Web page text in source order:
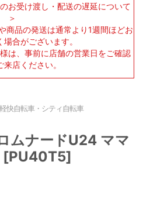
お受け渡し・配送の遅延について
＞
商品の発送は通常より1週間ほどお
合がございます。
は、事前に店舗の営業日をご確認
店ください。
軽快自転車・シティ自転車
ムナードU24 ママ
[PU40T5]